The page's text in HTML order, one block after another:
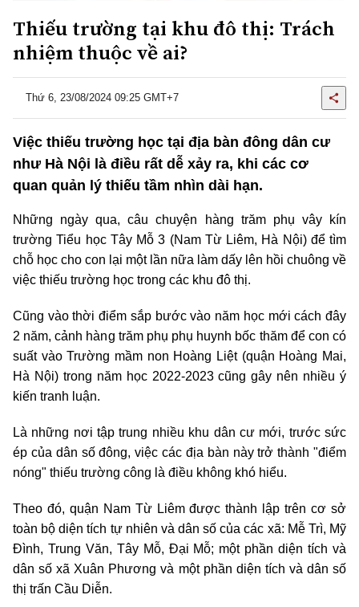
Thiếu trường tại khu đô thị: Trách
nhiệm thuộc về ai?
Thứ 6, 23/08/2024 09:25 GMT+7
Việc thiếu trường học tại địa bàn đông dân cư
như Hà Nội là điều rất dễ xảy ra, khi các cơ
quan quản lý thiếu tầm nhìn dài hạn.
Những ngày qua, câu chuyện hàng trăm phụ vây kín
trường Tiểu học Tây Mỗ 3 (Nam Từ Liêm, Hà Nội) để tìm
chỗ học cho con lại một lần nữa làm dấy lên hồi chuông về
việc thiếu trường học trong các khu đô thị.
Cũng vào thời điểm sắp bước vào năm học mới cách đây
2 năm, cảnh hàng trăm phụ phụ huynh bốc thăm để con có
suất vào Trường mầm non Hoàng Liệt (quận Hoàng Mai,
Hà Nội) trong năm học 2022-2023 cũng gây nên nhiều ý
kiến tranh luận.
Là những nơi tập trung nhiều khu dân cư mới, trước sức
ép của dân số đông, việc các địa bàn này trở thành "điểm
nóng" thiếu trường công là điều không khó hiểu.
Theo đó, quận Nam Từ Liêm được thành lập trên cơ sở
toàn bộ diện tích tự nhiên và dân số của các xã: Mễ Trì, Mỹ
Đình, Trung Văn, Tây Mỗ, Đại Mỗ; một phần diện tích và
dân số xã Xuân Phương và một phần diện tích và dân số
thị trấn Cầu Diễn.